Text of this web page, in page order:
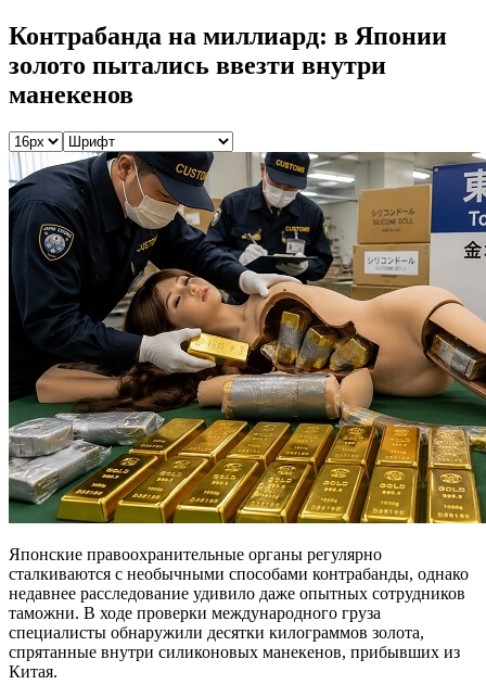
Контрабанда на миллиард: в Японии
золото пытались ввезти внутри
манекенов
Японские правоохранительные органы регулярно
сталкиваются с необычными способами контрабанды, однако
недавнее расследование удивило даже опытных сотрудников
таможни. В ходе проверки международного груза
специалисты обнаружили десятки килограммов золота,
спрятанные внутри силиконовых манекенов, прибывших из
Китая.